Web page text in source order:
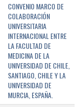
CONVENIO MARCO DE
COLABORACIÓN
UNIVERSITARIA
INTERNACIONAL ENTRE
LA FACULTAD DE
MEDICINA DE LA
UNIVERSIDAD DE CHILE,
SANTIAGO, CHILE Y LA
UNIVERSIDAD DE
MURCIA, ESPAÑA.